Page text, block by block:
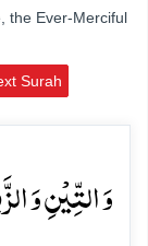
the Ever-Merciful
Surah
وَ التِّیۡنِ وَ